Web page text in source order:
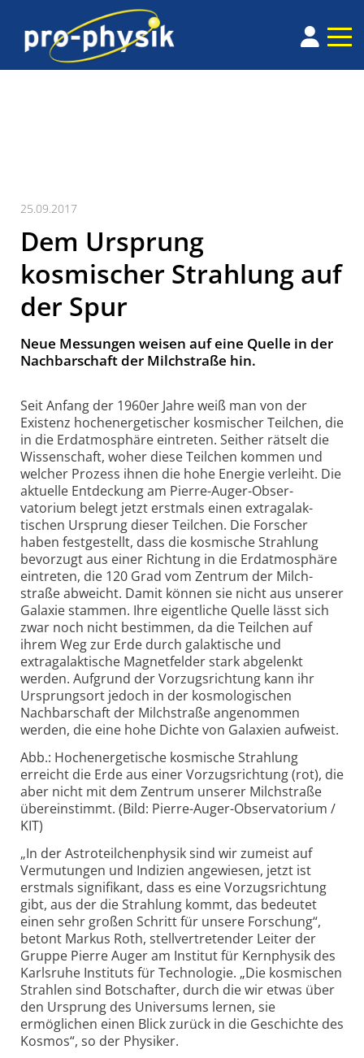
25.09.2017
Dem Ursprung
kosmischer Strahlung auf
der Spur
Neue Messungen weisen auf eine Quelle in der
Nachbar­schaft der Milch­straße hin.
Seit Anfang der 1960er Jahre weiß man von der
Existenz hoch­energe­tischer kosmischer Teilchen, die
in die Erd­atmo­sphäre eintreten. Seither rätselt die
Wissen­schaft, woher diese Teilchen kommen und
welcher Prozess ihnen die hohe Energie verleiht. Die
aktuelle Entdeckung am Pierre-Auger-Obser­
vatorium belegt jetzt erstmals einen extra­galak­
tischen Ursprung dieser Teilchen. Die Forscher
haben festge­stellt, dass die kosmische Strahlung
bevorzugt aus einer Richtung in die Erdatmo­sphäre
eintreten, die 120 Grad vom Zentrum der Milch­
straße abweicht. Damit können sie nicht aus unserer
Galaxie stammen. Ihre eigent­liche Quelle lässt sich
zwar noch nicht bestimmen, da die Teilchen auf
ihrem Weg zur Erde durch galak­tische und
extragalak­tische Magnet­felder stark abgelenkt
werden. Aufgrund der Vorzugs­richtung kann ihr
Ursprungs­ort jedoch in der kosmo­logischen
Nachbar­schaft der Milch­straße ange­nommen
werden, die eine hohe Dichte von Galaxien aufweist.
Abb.: Hochenergetische kosmische Strahlung
erreicht die Erde aus einer Vorzugsrichtung (rot), die
aber nicht mit dem Zentrum unserer Milchstraße
übereinstimmt. (Bild: Pierre-Auger-Observatorium /
KIT)
„In der Astro­teilchen­physik sind wir zumeist auf
Vermu­tungen und Indizien angewiesen, jetzt ist
erstmals signi­fikant, dass es eine Vorzugs­richtung
gibt, aus der die Strahlung kommt, das bedeutet
einen sehr großen Schritt für unsere Forschung“,
betont Markus Roth, stellver­tretender Leiter der
Gruppe Pierre Auger am Institut für Kern­physik des
Karlsruhe Insti­tuts für Tech­nologie. „Die kos­mischen
Strahlen sind Bot­schafter, durch die wir etwas über
den Ursprung des Universums lernen, sie
ermöglichen einen Blick zurück in die Geschichte des
Kosmos“, so der Physiker.